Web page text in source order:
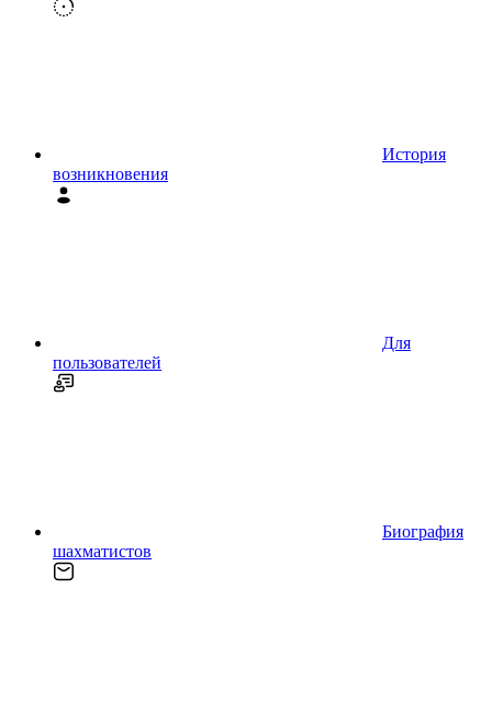
История
возникновения
Для
пользователей
Биография
шахматистов